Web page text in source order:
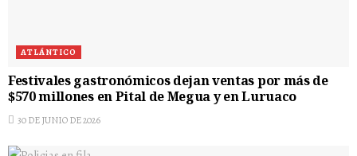
ATLÁNTICO
Festivales gastronómicos dejan ventas por más de
$570 millones en Pital de Megua y en Luruaco
30 DE JUNIO DE 2026